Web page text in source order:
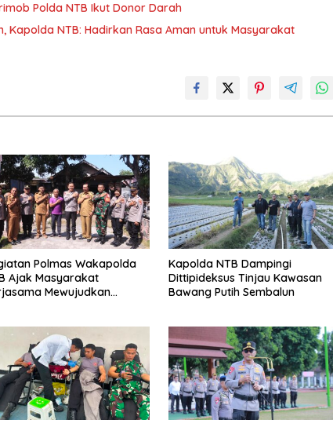
Polda NTB Ikut Donor Darah
Kapolda NTB: Hadirkan Rasa Aman untuk Masyarakat
Polmas Wakapolda
Ajak Masyarakat
Mewujudkan
Kapolda NTB Dampingi
Dittipideksus Tinjau Kawasan
Bawang Putih Sembalun